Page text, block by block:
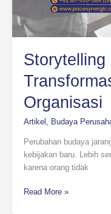
Storytelling
Organisasi
Artikel Budaya
Perubahan budaya
kebijakan baru. Lebih
karena orang tidak
Read More »